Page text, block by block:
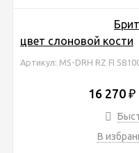
цвет слоновой кости
Артикул: MS-DRH RZ FI
16 270 ₽
В